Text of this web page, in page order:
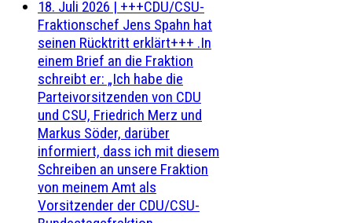
18. Juli 2026 | +++CDU/CSU-
Fraktionschef Jens Spahn hat
seinen Rücktritt erklärt+++ .In
einem Brief an die Fraktion
schreibt er: „Ich habe die
Parteivorsitzenden von CDU
und CSU, Friedrich Merz und
Markus Söder, darüber
informiert, dass ich mit diesem
Schreiben an unsere Fraktion
von meinem Amt als
Vorsitzender der CDU/CSU-